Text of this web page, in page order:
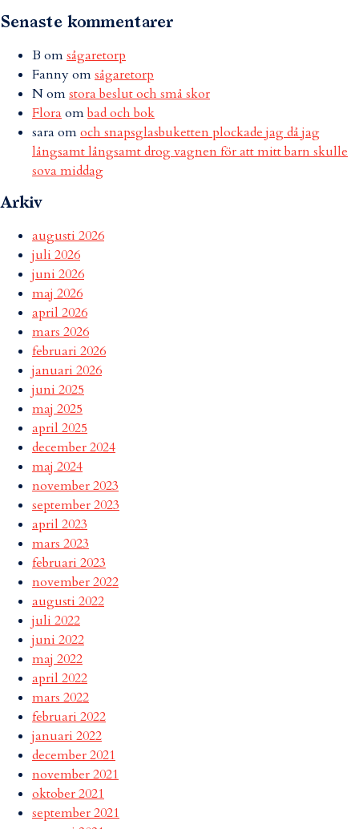
Senaste kommentarer
B omsågaretorp
Fannyomsågaretorp
Nomstora beslut och små skor
Flora ombad och bok
sara omoch snapsglasbuketten plockade jag då jag
långsamt långsamt drog vagnen för att mitt barn skulle
sova middag
Arkiv
augusti 2026
juli 2026
juni 2026
maj 2026
april 2026
mars 2026
februari 2026
januari 2026
juni 2025
maj 2025
april 2025
december 2024
maj 2024
november 2023
september 2023
april 2023
mars 2023
februari 2023
november 2022
augusti 2022
juli 2022
juni 2022
maj 2022
april 2022
mars 2022
februari 2022
januari 2022
december 2021
november 2021
oktober 2021
september 2021